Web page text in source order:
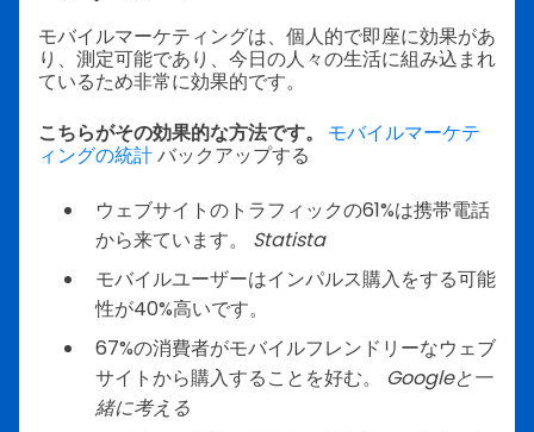
モバイルマーケティングは、個人的で即座に効果があ
り、測定可能であり、今日の人々の生活に組み込まれ
ているため非常に効果的です。
こちらがその効果的な方法です。 モバイルマーケテ
ィングの統計バックアップする
ウェブサイトのトラフィックの61%は携帯電話
から来ています。 Statista
モバイルユーザーはインパルス購入をする可能
性が40%高いです。
67%の消費者がモバイルフレンドリーなウェブ
サイトから購入することを好む。 Googleと一
緒に考える